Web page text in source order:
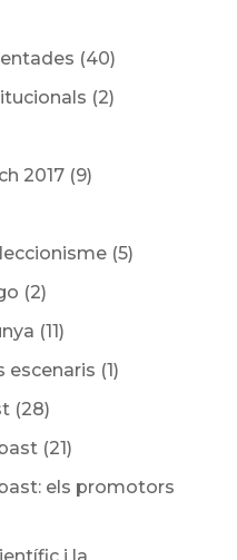
(40)
(2)
2017(9)
(5)
(2)
(11)
escenaris (1)
(28)
(21)
els promotors